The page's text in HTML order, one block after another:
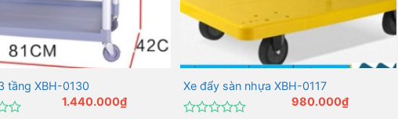
tầng XBH-0130
1.440.000₫
Xe đẩy sàn nhựa XBH-0117
980.000₫